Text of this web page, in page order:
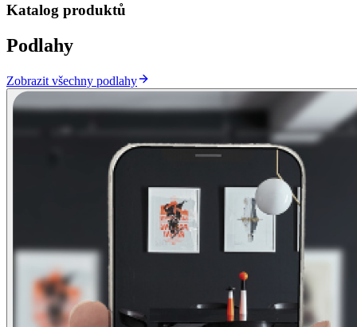
Katalog produktů
Podlahy
Zobrazit všechny podlahy